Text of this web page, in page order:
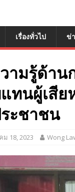
เรื่องทั่วไป ข่
ามรู้ด้าน
ทนผู้เสี
ะชาชน
ม 18, 2023 Wong